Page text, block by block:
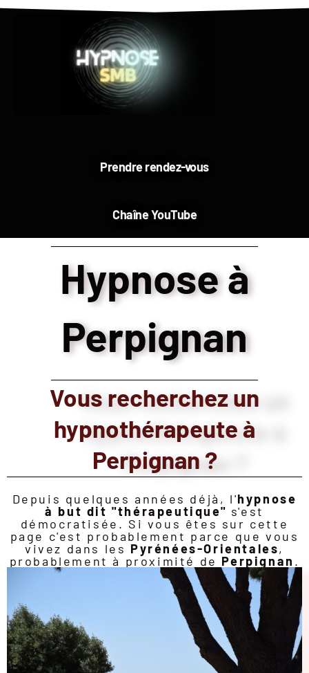
Prendre rendez-vous
Chaîne YouTube
Hypnose à
Perpignan
Vous recherchez un
hypnothérapeute à
Perpignan ?
Depuis quelques années déjà, l'hypnose
à but dit "thérapeutique" s'est
démocratisée. Si vous êtes sur cette
page c'est probablement parce que vous
vivez dans les Pyrénées-Orientales,
probablement à proximité de Perpignan .